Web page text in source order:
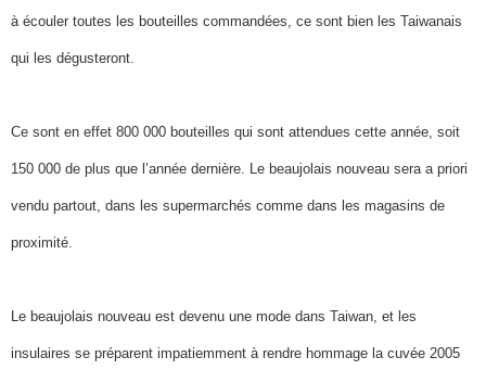
à écouler toutes les bouteilles commandées, ce sont bien les Taiwanais
qui les dégusteront.
Ce sont en effet 800 000 bouteilles qui sont attendues cette année, soit
150 000 de plus que l’année dernière. Le beaujolais nouveau sera a priori
vendu partout, dans les supermarchés comme dans les magasins de
proximité.
Le beaujolais nouveau est devenu une mode dans Taiwan, et les
insulaires se préparent impatiemment à rendre hommage la cuvée 2005